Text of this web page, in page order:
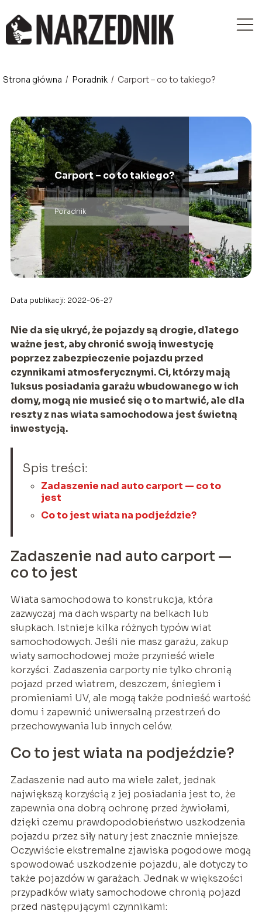
Strona główna / Poradnik / Carport – co to takiego?
Carport – co to takiego?
Poradnik
Data publikacji: 2022-06-27
Nie da się ukryć, że pojazdy są drogie, dlatego
ważne jest, aby chronić swoją inwestycję
poprzez zabezpieczenie pojazdu przed
czynnikami atmosferycznymi. Ci, którzy mają
luksus posiadania garażu wbudowanego w ich
domy, mogą nie musieć się o to martwić, ale dla
reszty z nas wiata samochodowa jest świetną
inwestycją.
Spis treści:
Zadaszenie nad auto carport — co to
jest
Co to jest wiata na podjeździe?
Zadaszenie nad auto carport —
co to jest
Wiata samochodowa to konstrukcja, która
zazwyczaj ma dach wsparty na belkach lub
słupkach. Istnieje kilka różnych typów wiat
samochodowych. Jeśli nie masz garażu, zakup
wiaty samochodowej może przynieść wiele
korzyści. Zadaszenia carporty nie tylko chronią
pojazd przed wiatrem, deszczem, śniegiem i
promieniami UV, ale mogą także podnieść wartość
domu i zapewnić uniwersalną przestrzeń do
przechowywania lub innych celów.
Co to jest wiata na podjeździe?
Zadaszenie nad auto ma wiele zalet, jednak
największą korzyścią z jej posiadania jest to, że
zapewnia ona dobrą ochronę przed żywiołami,
dzięki czemu prawdopodobieństwo uszkodzenia
pojazdu przez siły natury jest znacznie mniejsze.
Oczywiście ekstremalne zjawiska pogodowe mogą
spowodować uszkodzenie pojazdu, ale dotyczy to
także pojazdów w garażach. Jednak w większości
przypadków wiaty samochodowe chronią pojazd
przed następującymi czynnikami: